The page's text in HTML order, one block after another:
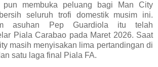
pun membuka peluang bagi Man City
seluruh trofi domestik musim ini.
asuhan Pep Guardiola itu telah
Piala Carabao pada Maret 2026. Saat
masih menyisakan lima pertandingan di
satu laga final Piala FA.